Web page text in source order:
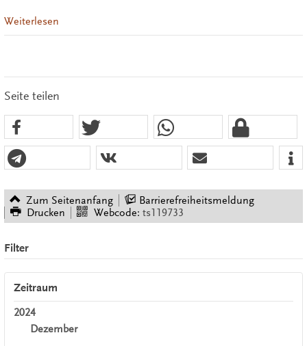
Weiterlesen
Seite teilen
Zum Seitenanfang
Barrierefreiheitsmeldung
Drucken
Webcode: ts119733
Filter
Zeitraum
2024
Dezember